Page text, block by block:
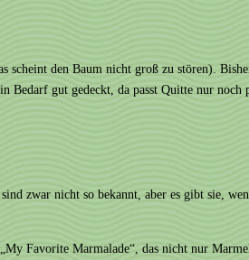
den Baum nicht groß zu stören).
Bedarf gut gedeckt, da passt Quitte nur
zwar nicht so bekannt, aber es gibt sie,
Favorite Marmalade“, das nicht nur